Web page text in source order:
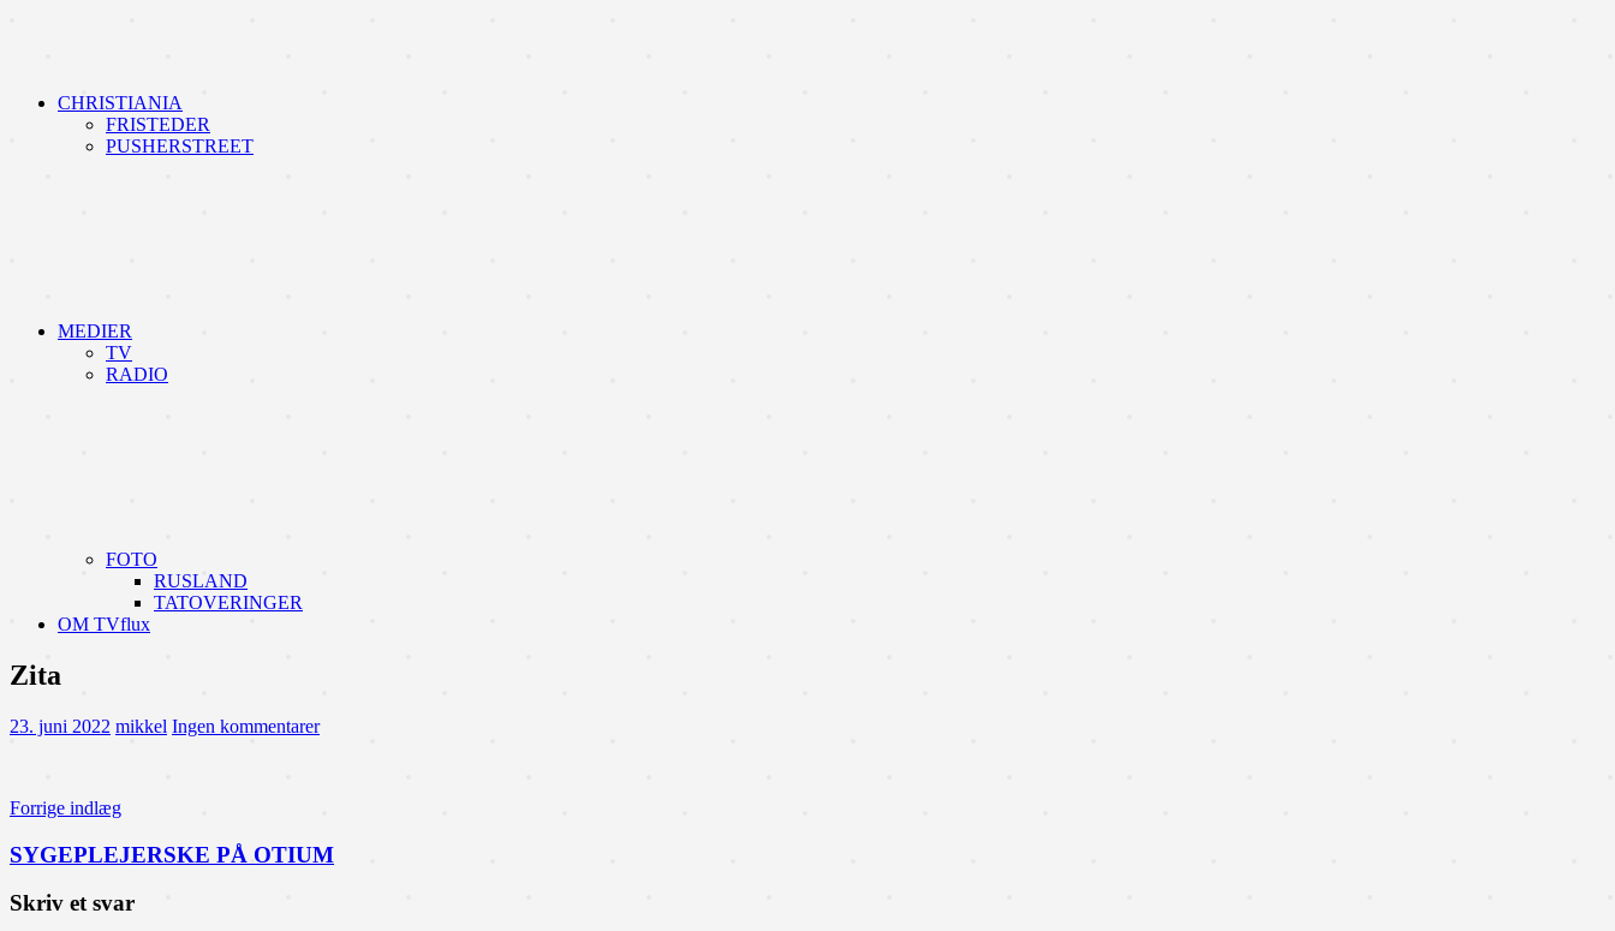
CHRISTIANIA
FRISTEDER
PUSHERSTREET
MEDIER
TV
RADIO
FOTO
RUSLAND
TATOVERINGER
OM TVflux
Zita
23. juni 2022 mikkel Ingen kommentarer
Indlægsnavigation
Forrige indlæg
SYGEPLEJERSKE PÅ OTIUM
Skriv et svar